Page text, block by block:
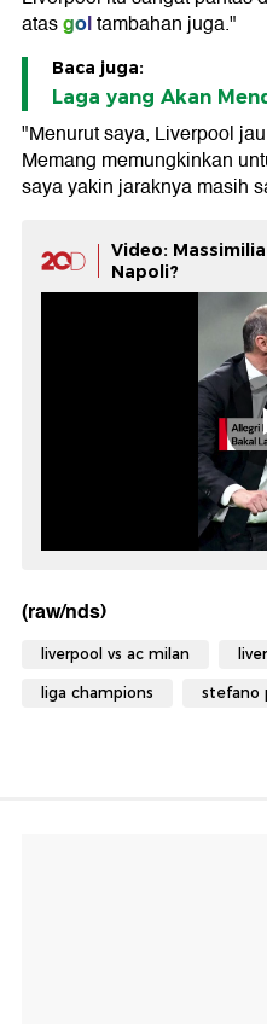
atasgoltambahan juga."
Baca juga:
Laga yang Akan
"Menurut saya, Liverpool
Memang memungkinkan
saya yakin jaraknya masih
Video:
Napoli?
(raw/nds)
liverpool vs ac milan
liga champions stefano